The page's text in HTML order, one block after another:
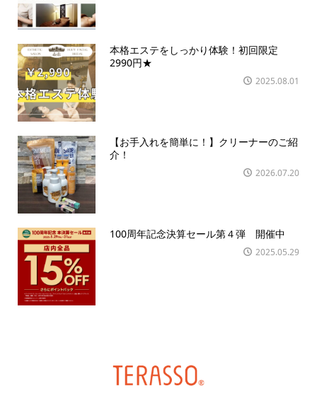
本格エステをしっかり体験！初回限定
2990円★
2025.08.01
【お手入れを簡単に！】クリーナーのご紹
介！
2026.07.20
100周年記念決算セール第４弾 開催中
2025.05.29